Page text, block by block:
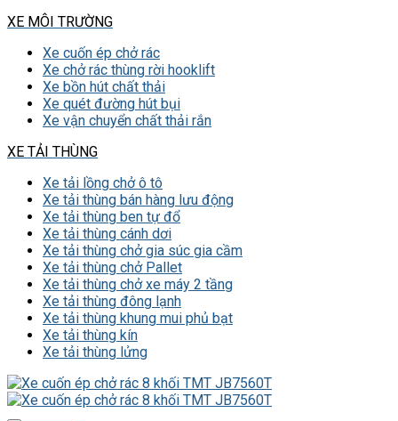
XE MÔI TRƯỜNG
Xe cuốn ép chở rác
Xe chở rác thùng rời hooklift
Xe bồn hút chất thải
Xe quét đường hút bụi
Xe vận chuyển chất thải rắn
XE TẢI THÙNG
Xe tải lồng chở ô tô
Xe tải thùng bán hàng lưu động
Xe tải thùng ben tự đổ
Xe tải thùng cánh dơi
Xe tải thùng chở gia súc gia cầm
Xe tải thùng chở Pallet
Xe tải thùng chở xe máy 2 tầng
Xe tải thùng đông lạnh
Xe tải thùng khung mui phủ bạt
Xe tải thùng kín
Xe tải thùng lửng